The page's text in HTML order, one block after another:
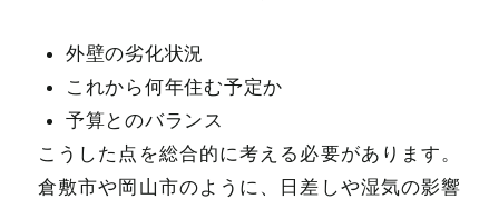
外壁の劣化状況
これから何年住む予定か
予算とのバランス
こうした点を総合的に考える必要があります。
倉敷市や岡山市のように、日差しや湿気の影響